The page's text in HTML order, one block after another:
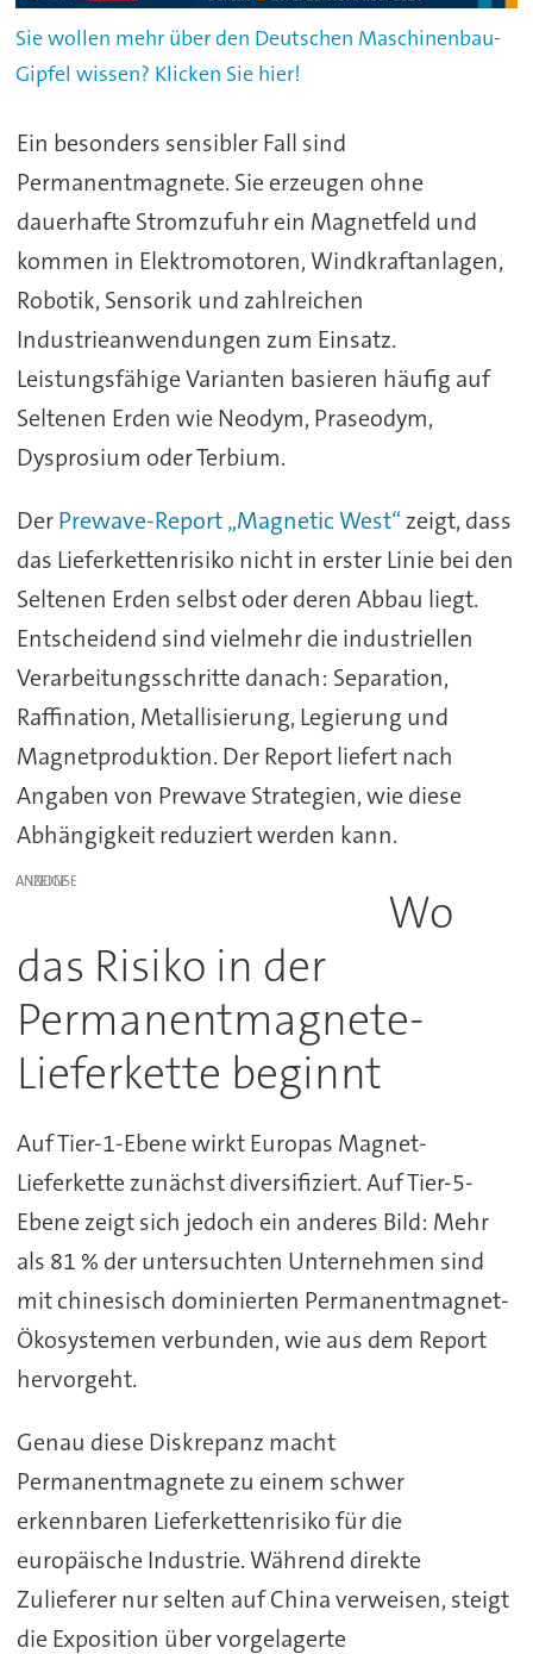
Sie wollen mehr über den Deutschen Maschinenbau-
Gipfel wissen? Klicken Sie hier!
Ein besonders sensibler Fall sind
Permanentmagnete. Sie erzeugen ohne
dauerhafte Stromzufuhr ein Magnetfeld und
kommen in Elektromotoren, Windkraftanlagen,
Robotik, Sensorik und zahlreichen
Industrieanwendungen zum Einsatz.
Leistungsfähige Varianten basieren häufig auf
Seltenen Erden wie Neodym, Praseodym,
Dysprosium oder Terbium.
DerPrewave-Report „Magnetic West“zeigt, dass
das Lieferkettenrisiko nicht in erster Linie bei den
Seltenen Erden selbst oder deren Abbau liegt.
Entscheidend sind vielmehr die industriellen
Verarbeitungsschritte danach: Separation,
Raffination, Metallisierung, Legierung und
Magnetproduktion. Der Report liefert nach
Angaben von Prewave Strategien, wie diese
Abhängigkeit reduziert werden kann.
ANZEIGE
Wo
das Risiko in der
Permanentmagnete-
Lieferkette beginnt
Auf Tier-1-Ebene wirkt Europas Magnet-
Lieferkette zunächst diversifiziert. Auf Tier-5-
Ebene zeigt sich jedoch ein anderes Bild: Mehr
als 81 % der untersuchten Unternehmen sind
mit chinesisch dominierten Permanentmagnet-
Ökosystemen verbunden, wie aus dem Report
hervorgeht.
Genau diese Diskrepanz macht
Permanentmagnete zu einem schwer
erkennbaren Lieferkettenrisiko für die
europäische Industrie. Während direkte
Zulieferer nur selten auf China verweisen, steigt
die Exposition über vorgelagerte